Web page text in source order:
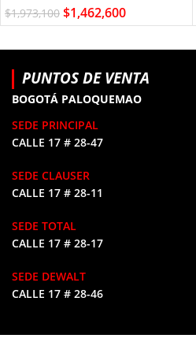
$1,973,100 $1,462,600
PUNTOS DE VENTA
BOGOTÁ PALOQUEMAO
SEDE PRINCIPAL
CALLE 17 # 28-47
SEDE CLAUSER
CALLE 17 # 28-11
SEDE TOTAL
CALLE 17 # 28-17
SEDE DEWALT
CALLE 17 # 28-46